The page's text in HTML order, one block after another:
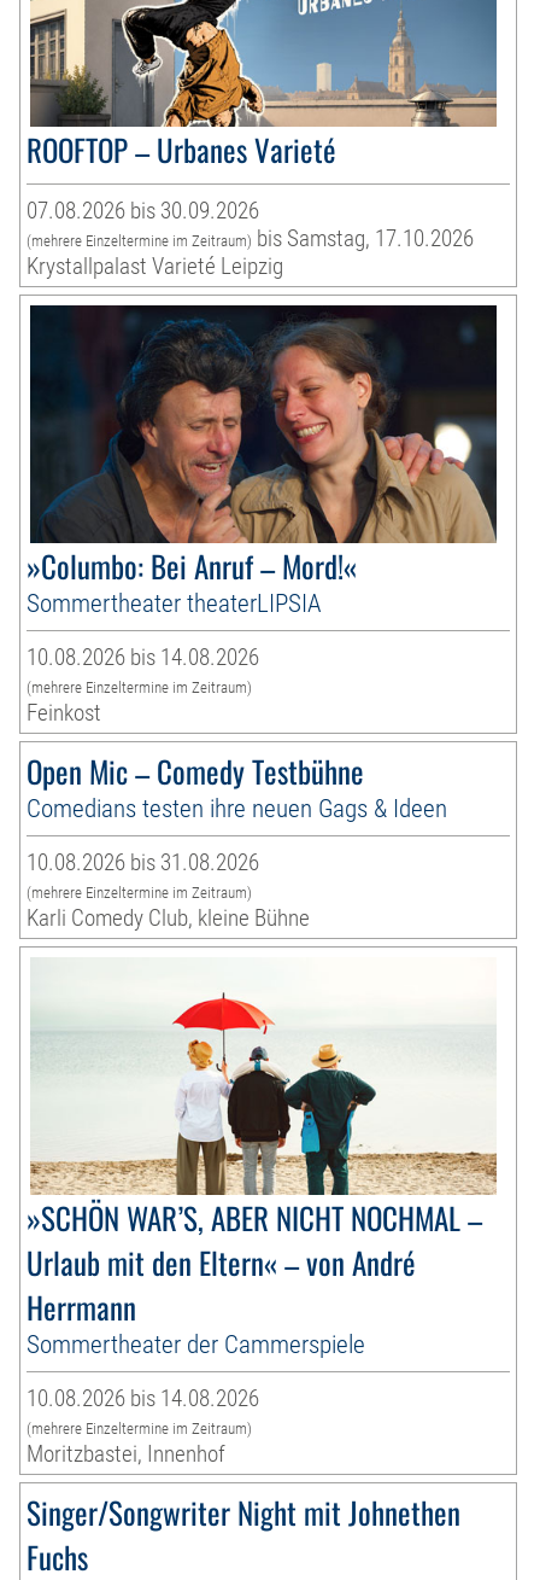
ROOFTOP – Urbanes Varieté
07.08.2026 bis 30.09.2026
(mehrere Einzeltermine im Zeitraum) bis Samstag, 17.10.2026
Krystallpalast Varieté Leipzig
»Columbo: Bei Anruf – Mord!«
Sommertheater theaterLIPSIA
10.08.2026 bis 14.08.2026
(mehrere Einzeltermine im Zeitraum)
Feinkost
Open Mic – Comedy Testbühne
Comedians testen ihre neuen Gags & Ideen
10.08.2026 bis 31.08.2026
(mehrere Einzeltermine im Zeitraum)
Karli Comedy Club, kleine Bühne
»SCHÖN WAR’S, ABER NICHT NOCHMAL –
Urlaub mit den Eltern« – von André
Herrmann
Sommertheater der Cammerspiele
10.08.2026 bis 14.08.2026
(mehrere Einzeltermine im Zeitraum)
Moritzbastei, Innenhof
Singer/Songwriter Night mit Johnethen
Fuchs